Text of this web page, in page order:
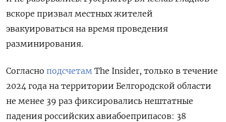
вскоре призвал местных жителей
эвакуироваться на время проведения
разминирования.
Согласно подсчетам The Insider, только в течение
2024 года на территории Белгородской области
не менее 39 раз фиксировались нештатные
падения российских авиабоеприпасов: 38